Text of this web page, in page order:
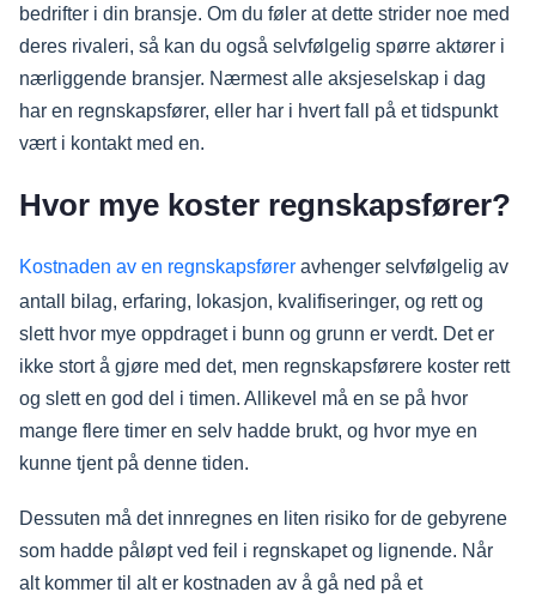
bedrifter i din bransje. Om du føler at dette strider noe med
deres rivaleri, så kan du også selvfølgelig spørre aktører i
nærliggende bransjer. Nærmest alle aksjeselskap i dag
har en regnskapsfører, eller har i hvert fall på et tidspunkt
vært i kontakt med en.
Hvor mye koster regnskapsfører?
Kostnaden av en regnskapsfører avhenger selvfølgelig av
antall bilag, erfaring, lokasjon, kvalifiseringer, og rett og
slett hvor mye oppdraget i bunn og grunn er verdt. Det er
ikke stort å gjøre med det, men regnskapsførere koster rett
og slett en god del i timen. Allikevel må en se på hvor
mange flere timer en selv hadde brukt, og hvor mye en
kunne tjent på denne tiden.
Dessuten må det innregnes en liten risiko for de gebyrene
som hadde påløpt ved feil i regnskapet og lignende. Når
alt kommer til alt er kostnaden av å gå ned på et